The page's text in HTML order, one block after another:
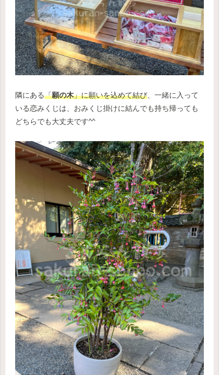
隣にある「願の木」に願いを込めて結び、一緒に入って
いる恋みくじは、おみくじ掛けに結んでも持ち帰っても
どちらでも大丈夫です^^